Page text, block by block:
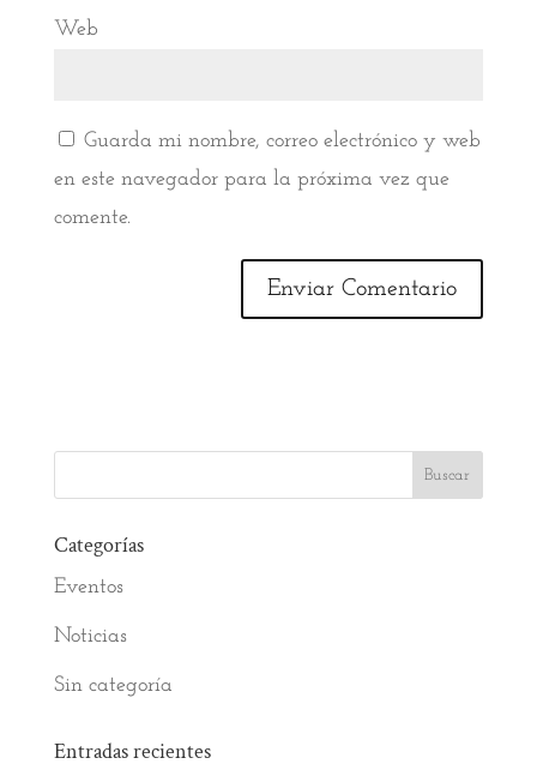
Web
Guarda mi nombre, correo electrónico y web
en este navegador para la próxima vez que
comente.
Categorías
Eventos
Noticias
Sin categoría
Entradas recientes